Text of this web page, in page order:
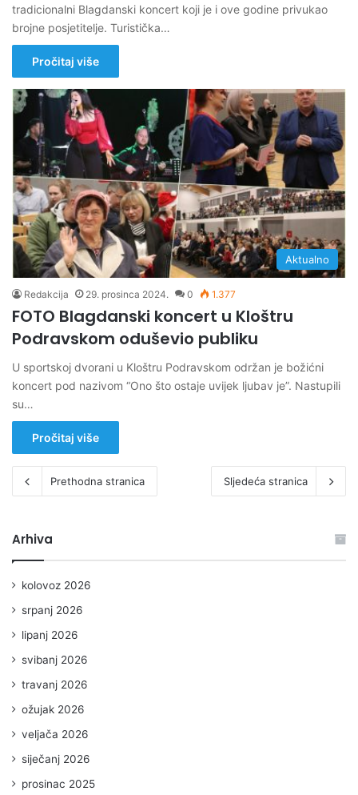
tradicionalni Blagdanski koncert koji je i ove godine privukao
brojne posjetitelje. Turistička…
Pročitaj više
Aktualno
Redakcija 29. prosinca 2024. 0 1.377
FOTO Blagdanski koncert u Kloštru
Podravskom oduševio publiku
U sportskoj dvorani u Kloštru Podravskom održan je božićni
koncert pod nazivom “Ono što ostaje uvijek ljubav je”. Nastupili
su…
Pročitaj više
Prethodna stranica Sljedeća stranica
Arhiva
kolovoz 2026
srpanj 2026
lipanj 2026
svibanj 2026
travanj 2026
ožujak 2026
veljača 2026
siječanj 2026
prosinac 2025